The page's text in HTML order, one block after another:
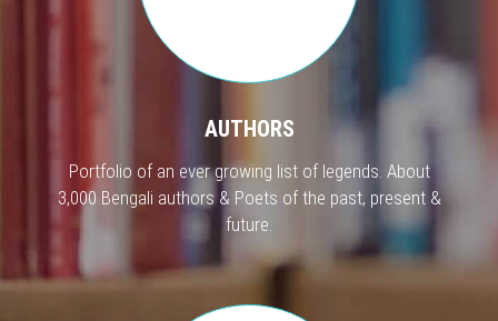
AUTHORS
Portfolio of an ever growing list of legends. About
3,000 Bengali authors & Poets of the past, present &
future.